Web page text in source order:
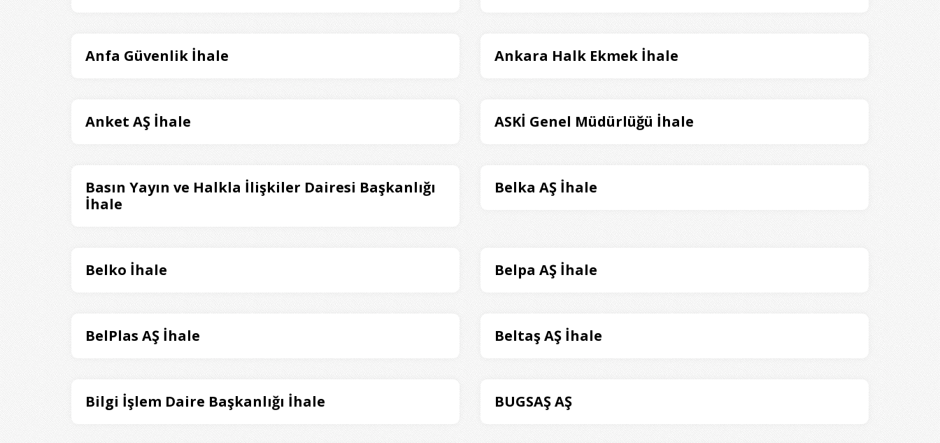
Anfa Güvenlik İhale Ankara Halk Ekmek İhale
Anket AŞ İhale ASKİ Genel Müdürlüğü İhale
Basın Yayın ve Halkla İlişkiler Dairesi Başkanlığı
İhale
Belka AŞ İhale
Belko İhale Belpa AŞ İhale
BelPlas AŞ İhale Beltaş AŞ İhale
Bilgi İşlem Daire Başkanlığı İhale BUGSAŞ AŞ